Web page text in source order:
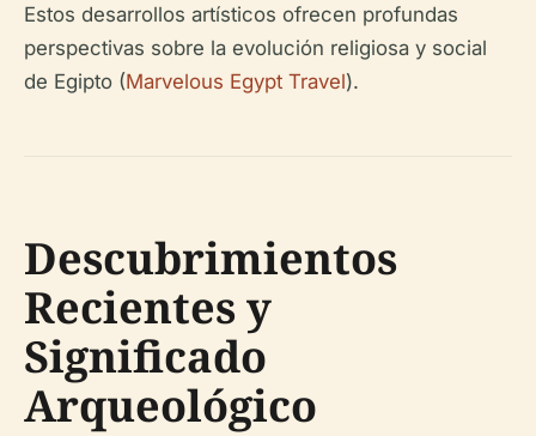
Estos desarrollos artísticos ofrecen profundas
perspectivas sobre la evolución religiosa y social
de Egipto (Marvelous Egypt Travel).
Descubrimientos
Recientes y
Significado
Arqueológico